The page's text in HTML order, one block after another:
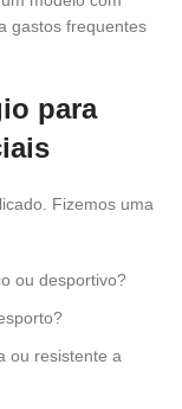
gastos frequentes
para
Fizemos uma
ou desportivo?
ou resistente a